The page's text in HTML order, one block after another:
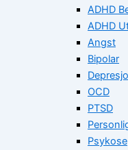
ADHD
ADHD
Angst
Bipolar
OCD
PTSD
Psykose